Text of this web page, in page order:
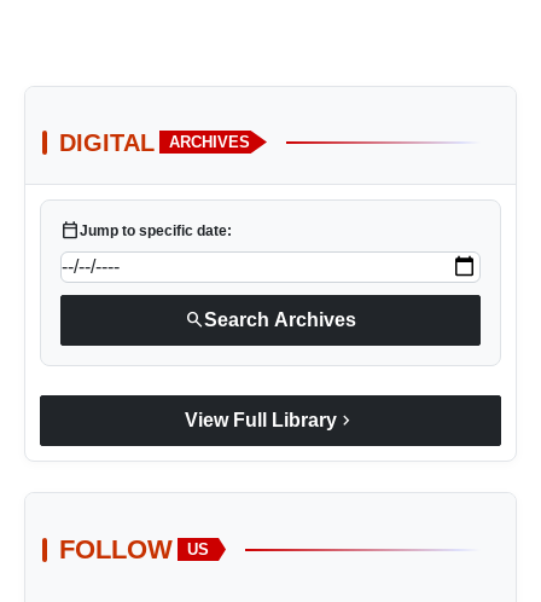
DIGITAL ARCHIVES
calendar_todayJump to specific date:
searchSearch Archives
View Full Library chevron_right
FOLLOW US